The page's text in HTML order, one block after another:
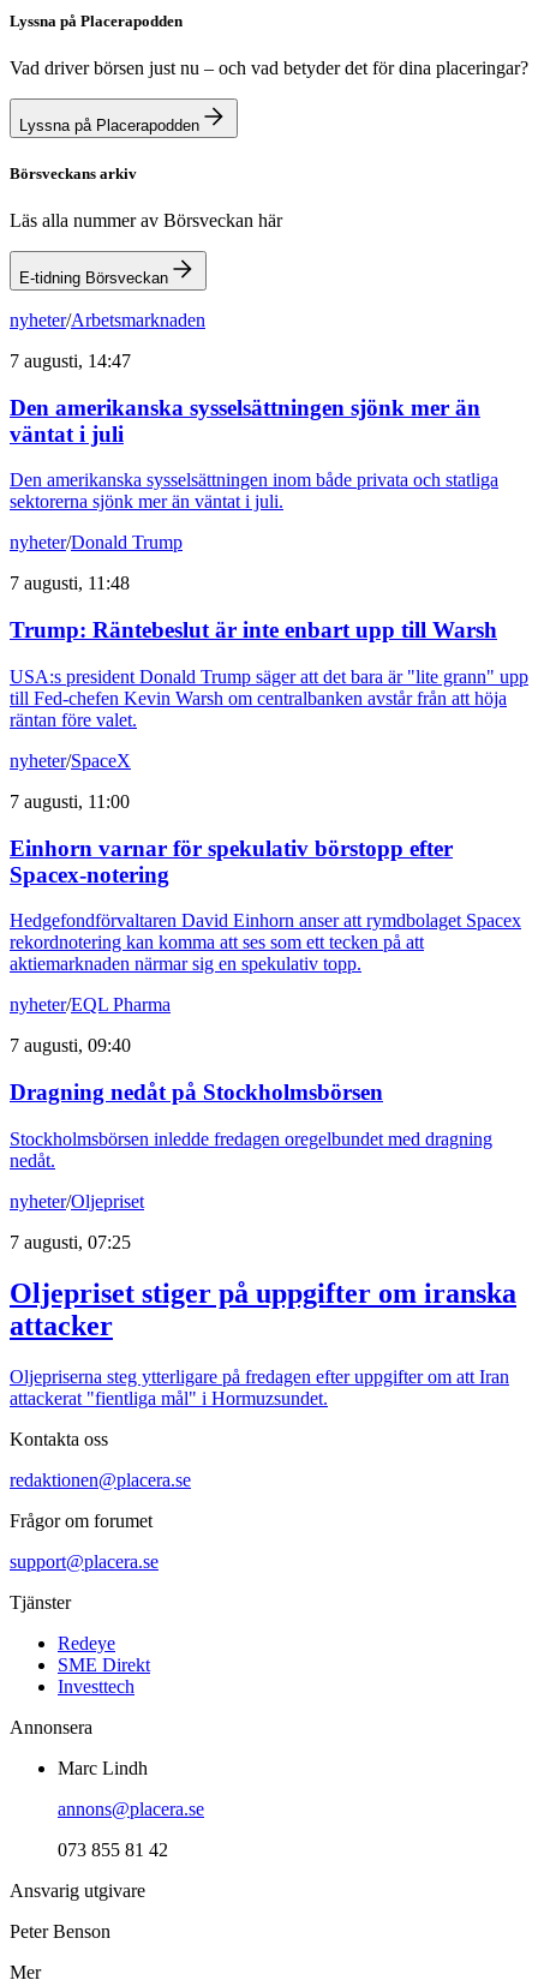
Lyssna på Placerapodden
Vad driver börsen just nu – och vad betyder det för dina placeringar?
Lyssna på Placerapodden
Börsveckans arkiv
Läs alla nummer av Börsveckan här
E-tidning Börsveckan
nyheter/Arbetsmarknaden
7 augusti, 14:47
Den amerikanska sysselsättningen sjönk mer än
väntat i juli
Den amerikanska sysselsättningen inom både privata och statliga
sektorerna sjönk mer än väntat i juli.
nyheter/Donald Trump
7 augusti, 11:48
Trump: Räntebeslut är inte enbart upp till Warsh
USA:s president Donald Trump säger att det bara är "lite grann" upp
till Fed-chefen Kevin Warsh om centralbanken avstår från att höja
räntan före valet.
nyheter/SpaceX
7 augusti, 11:00
Einhorn varnar för spekulativ börstopp efter
Spacex-notering
Hedgefondförvaltaren David Einhorn anser att rymdbolaget Spacex
rekordnotering kan komma att ses som ett tecken på att
aktiemarknaden närmar sig en spekulativ topp.
nyheter/EQL Pharma
7 augusti, 09:40
Dragning nedåt på Stockholmsbörsen
Stockholmsbörsen inledde fredagen oregelbundet med dragning
nedåt.
nyheter/Oljepriset
7 augusti, 07:25
Oljepriset stiger på uppgifter om iranska
attacker
Oljepriserna steg ytterligare på fredagen efter uppgifter om att Iran
attackerat "fientliga mål" i Hormuzsundet.
Kontakta oss
redaktionen@placera.se
Frågor om forumet
support@placera.se
Tjänster
Redeye
SME Direkt
Investtech
Annonsera
Marc Lindh
annons@placera.se
073 855 81 42
Ansvarig utgivare
Peter Benson
Mer